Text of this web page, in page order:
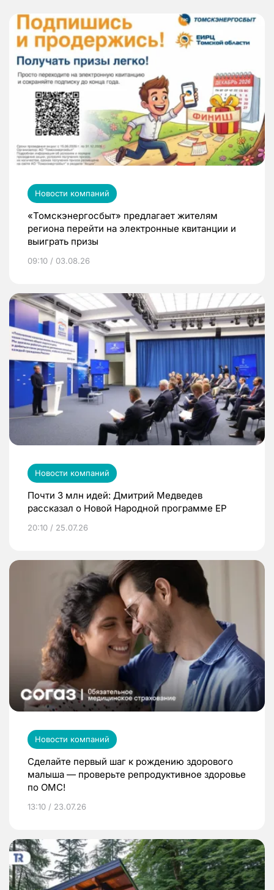
Новости компаний
«Томскэнергосбыт» предлагает жителям
региона перейти на электронные квитанции и
выиграть призы
09:10 / 03.08.26
Новости компаний
Почти 3 млн идей: Дмитрий Медведев
рассказал о Новой Народной программе ЕР
20:10 / 25.07.26
Новости компаний
Сделайте первый шаг к рождению здорового
малыша — проверьте репродуктивное здоровье
по ОМС!
13:10 / 23.07.26